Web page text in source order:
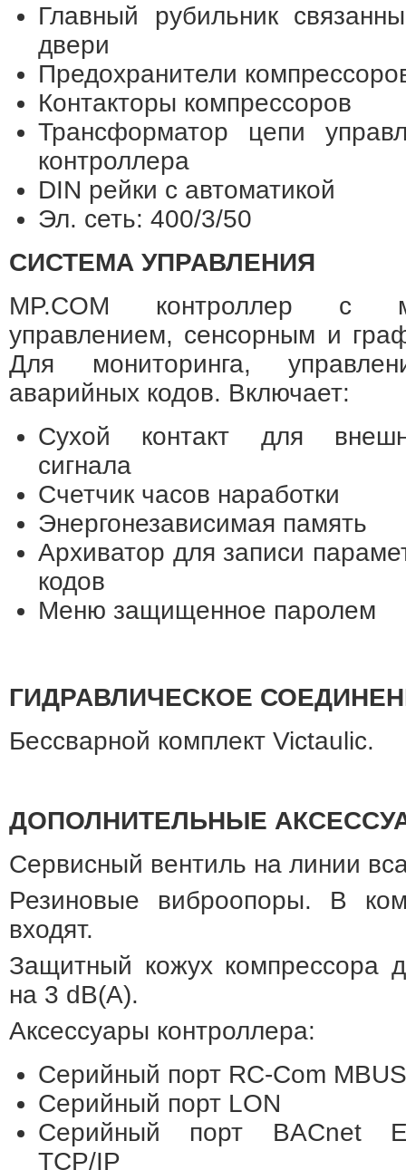
Главный рубильник
двери
Предохранители
Контакторы компрессоров
Трансформатор цепи
контроллера
DIN рейки с автоматикой
Эл. сеть: 400/3/50
СИСТЕМА УПРАВЛЕНИЯ
MP.COM контроллер с
управлением, сенсорным и
Для мониторинга,
аварийных кодов. Включает:
Сухой контакт для
сигнала
Счетчик часов наработки
Энергонезависимая память
Архиватор для записи
кодов
Меню защищенное паролем
ГИДРАВЛИЧЕСКОЕ
Бессварной комплект Victaulic.
ДОПОЛНИТЕЛЬНЫЕ
Сервисный вентиль на линии
Резиновые виброопоры. В
входят.
Защитный кожух компрессора
на 3 dB(A).
Аксессуары контроллера:
Серийный порт RC-Com
Серийный порт LON
Серийный порт BACnet
TCP/IP